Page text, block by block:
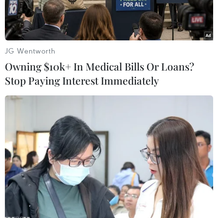
Những người nhập cư được hải quân Italy cứu trên biển. Ảnh
Hải quân Italy đã cứu 200 người nhập cư trái
phép lênh đênh trên một chiếc thuyền đang
thực hiện hành trình vượt Địa Trung Hải vào
châu Âu. Trong số những người được cứu có
nhiều phụ nữ và trẻ em.
Theo thông báo ngày 11/1, hải quân Italy đã
JG Wentworth
Owning $10k+ In Medical Bills Or Loans?
Stop Paying Interest Immediately